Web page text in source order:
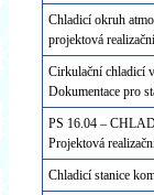
Chladicí okruh
projektová
Cirkulační chladicí
Dokumentace pro
PS 16.04 –
Projektová
Chladicí stanice